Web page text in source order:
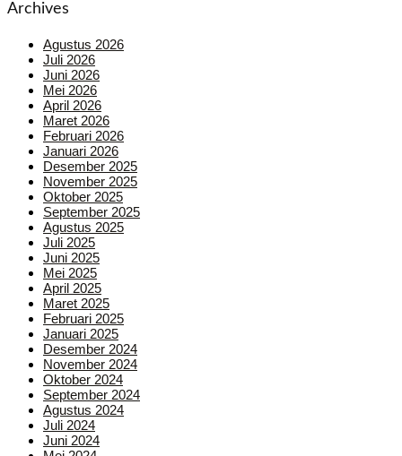
Archives
Agustus 2026
Juli 2026
Juni 2026
Mei 2026
April 2026
Maret 2026
Februari 2026
Januari 2026
Desember 2025
November 2025
Oktober 2025
September 2025
Agustus 2025
Juli 2025
Juni 2025
Mei 2025
April 2025
Maret 2025
Februari 2025
Januari 2025
Desember 2024
November 2024
Oktober 2024
September 2024
Agustus 2024
Juli 2024
Juni 2024